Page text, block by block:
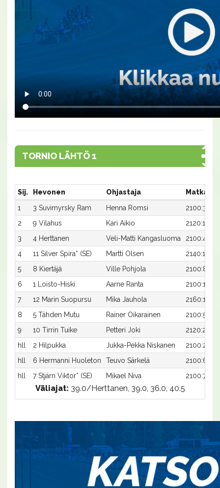
TORNIO LÄHTÖ 1
Sij. Hevonen Ohjastaja
1
3 Suvimyrsky Ram Henna Romsi
2100:3
2
9 Vilahus Kari Aikio
2120:1
3
4 Herttanen Veli-Matti Kangasluoma
2100:4
4
11 Silver Spira* (SE) Martti Olsen
2140:1
5
8 Kiertäjä Ville Pohjola
2100:8
6
1 Loisto-Hiski Aarne Ranta
2100:1
7
12 Marin Suopursu Mika Jauhola
2160:1
8
5 Tähden Mutu Rainer Oikarainen
2100:5
9
10 Tirrin Tuike Petteri Joki
2120:2
hll
2 Hilpukka Jukka-Pekka Niskanen
2100:2
hll
6 Hermanni Huoleton Teuvo Särkelä
2100:6
hll
7 Stjärn Viktor* (SE) Mikael Niva 2100:7
Väliajat: 39.0/Herttanen, 39.0, 36.0, 40.5